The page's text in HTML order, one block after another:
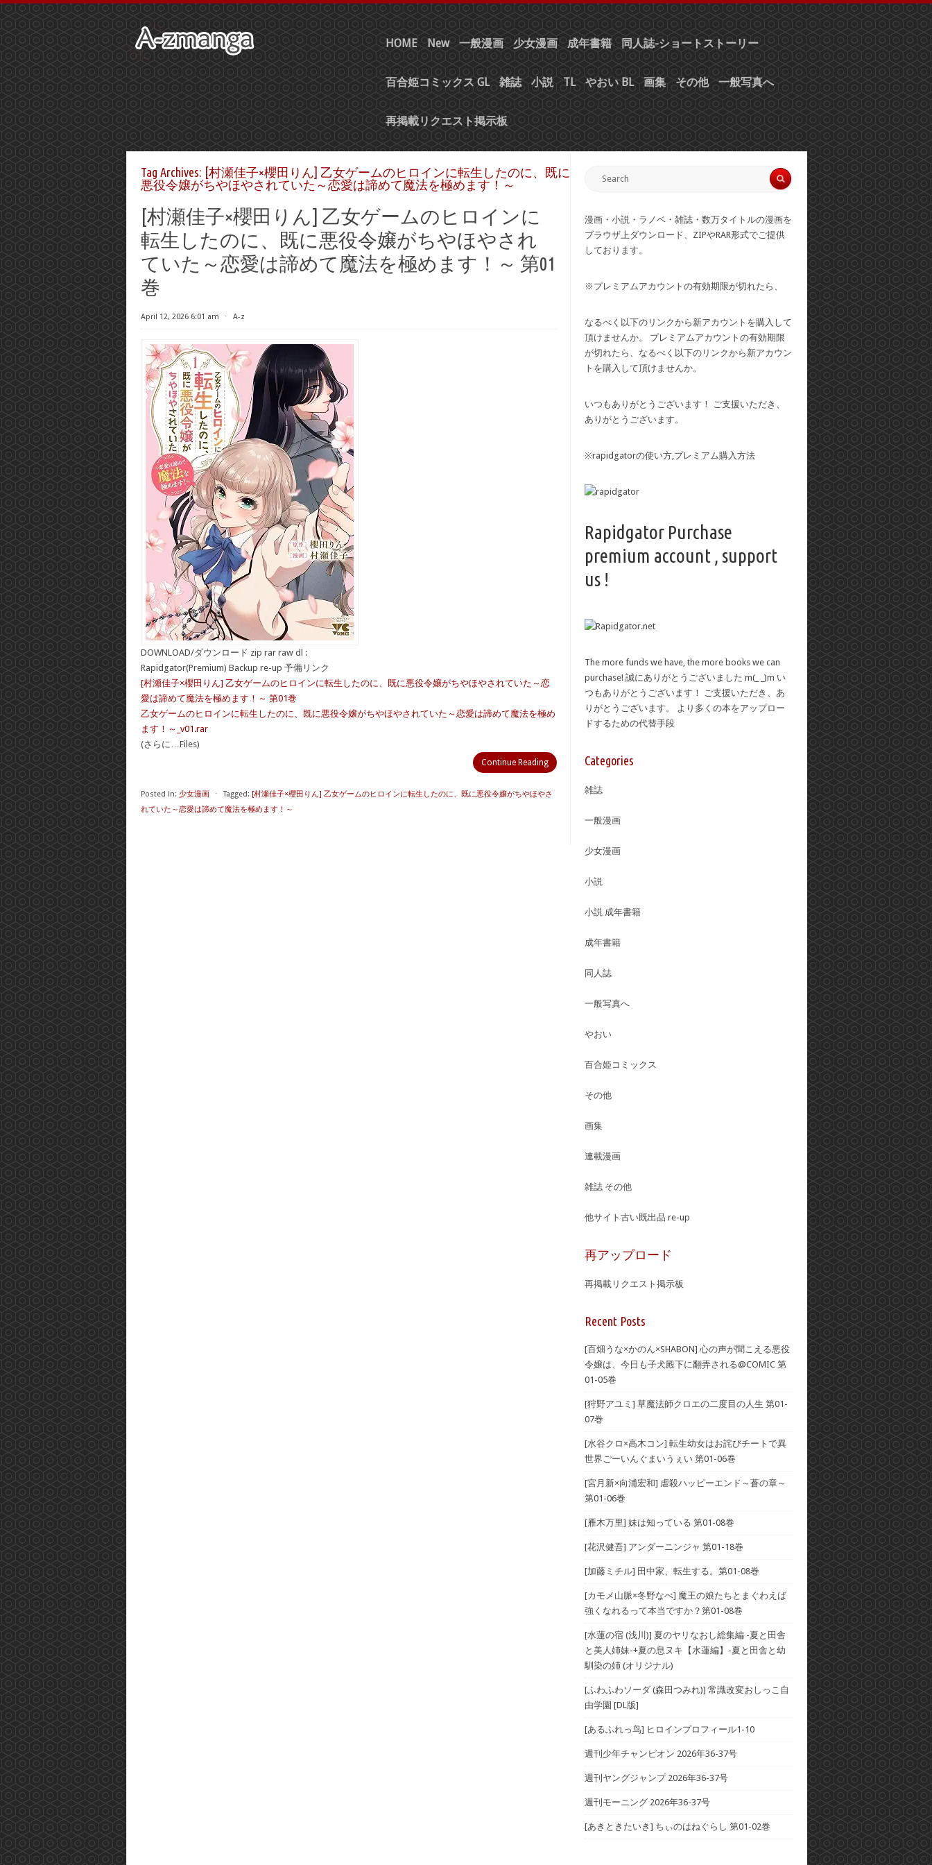
HOME New 一般漫画 少女漫画 成年書籍 同人誌-ショートストーリー
百合姫コミックス GL 雑誌 小説 TL やおい BL 画集 その他 一般写真へ
再掲載リクエスト掲示板
Tag Archives: [村瀬佳子×櫻田りん] 乙女ゲームのヒロインに転生したのに、既に
悪役令嬢がちやほやされていた～恋愛は諦めて魔法を極めます！～
[村瀬佳子×櫻田りん] 乙女ゲームのヒロインに
転生したのに、既に悪役令嬢がちやほやされ
ていた～恋愛は諦めて魔法を極めます！～ 第01
巻
April 12, 2026 6:01 am ⋅ A-z
DOWNLOAD/ダウンロード zip rar raw dl :
Rapidgator(Premium) Backup re-up 予備リンク
[村瀬佳子×櫻田りん] 乙女ゲームのヒロインに転生したのに、既に悪役令嬢がちやほやされていた～恋
愛は諦めて魔法を極めます！～ 第01巻
乙女ゲームのヒロインに転生したのに、既に悪役令嬢がちやほやされていた～恋愛は諦めて魔法を極め
ます！～_v01.rar
(さらに…Files)
Continue Reading
Posted in: 少女漫画 ⋅ Tagged: [村瀬佳子×櫻田りん] 乙女ゲームのヒロインに転生したのに、既に悪役令嬢がちやほやさ
れていた～恋愛は諦めて魔法を極めます！～
漫画・小説・ラノベ・雑誌・数万タイトルの漫画を
ブラウザ上ダウンロード、ZIPやRAR形式でご提供
しております。
※プレミアムアカウントの有効期限が切れたら、
なるべく以下のリンクから新アカウントを購入して
頂けませんか。 プレミアムアカウントの有効期限
が切れたら、なるべく以下のリンクから新アカウン
トを購入して頂けませんか。
いつもありがとうございます！ ご支援いただき、
ありがとうございます。
※rapidgatorの使い方,プレミアム購入方法
Rapidgator Purchase
premium account , support
us !
The more funds we have, the more books we can
purchase! 誠にありがとうございました m(_ _)m い
つもありがとうございます！ ご支援いただき、あ
りがとうございます。 より多くの本をアップロー
ドするための代替手段
Categories
雑誌
一般漫画
少女漫画
小説
小説 成年書籍
成年書籍
同人誌
一般写真へ
やおい
百合姫コミックス
その他
画集
連載漫画
雑誌 その他
他サイト古い既出品 re-up
再アップロード
再掲載リクエスト掲示板
Recent Posts
[百畑うな×かのん×SHABON] 心の声が聞こえる悪役
令嬢は、今日も子犬殿下に翻弄される@COMIC 第
01-05巻
[狩野アユミ] 草魔法師クロエの二度目の人生 第01-
07巻
[水谷クロ×高木コン] 転生幼女はお詫びチートで異
世界ごーいんぐまいうぇい 第01-06巻
[宮月新×向浦宏和] 虐殺ハッピーエンド～蒼の章～
第01-06巻
[雁木万里] 妹は知っている 第01-08巻
[花沢健吾] アンダーニンジャ 第01-18巻
[加藤ミチル] 田中家、転生する。第01-08巻
[カモメ山脈×冬野なべ] 魔王の娘たちとまぐわえば
強くなれるって本当ですか？第01-08巻
[水蓮の宿 (浅川)] 夏のヤリなおし総集編 -夏と田舎
と美人姉妹-+夏の息ヌキ【水蓮編】-夏と田舎と幼
馴染の姉 (オリジナル)
[ふわふわソーダ (森田つみれ)] 常識改変おしっこ自
由学園 [DL版]
[あるふれっ鸟] ヒロインプロフィール1-10
週刊少年チャンピオン 2026年36-37号
週刊ヤングジャンプ 2026年36-37号
週刊モーニング 2026年36-37号
[あきときたいき] ちぃのはねぐらし 第01-02巻